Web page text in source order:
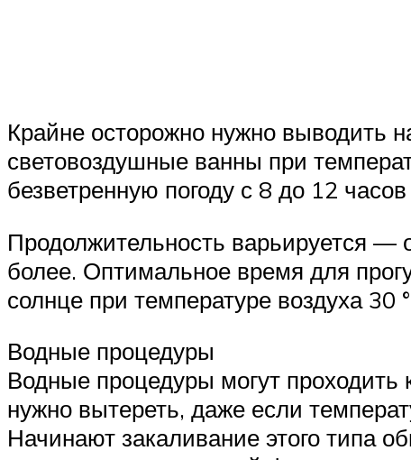
Крайне осторожно нужно выводить
световоздушные ванны при
безветренную погоду с 8 до 12
Продолжительность варьируется
более. Оптимальное время для
солнце при температуре воздуха
Водные процедуры
Водные процедуры могут проходить
нужно вытереть, даже если
Начинают закаливание этого типа